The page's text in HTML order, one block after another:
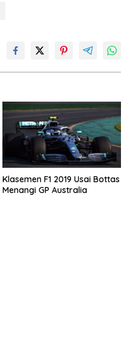
Klasemen F1 2019 Usai Bottas
Menangi GP Australia